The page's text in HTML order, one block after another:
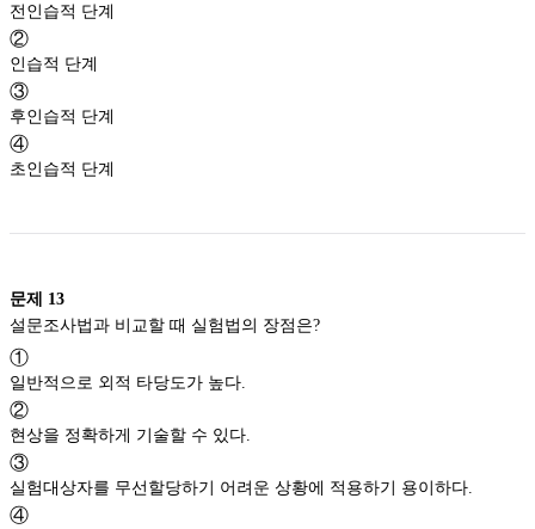
전인습적 단계
②
인습적 단계
③
후인습적 단계
④
초인습적 단계
문제 13
①
일반적으로 외적 타당도가 높다.
②
현상을 정확하게 기술할 수 있다.
③
실험대상자를 무선할당하기 어려운 상황에 적용하기 용이하다.
④